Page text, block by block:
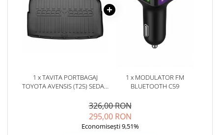
1 x TAVITA PORTBAGAJ
TOYOTA AVENSIS (T25) SEDAN
1 x MODULATOR FM
BLUETOOTH C59
326,00 RON
295,00 RON
Economisești 9,51%